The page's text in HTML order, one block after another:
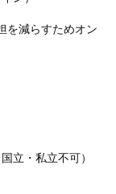
を減らすためオン
立・私立不可）